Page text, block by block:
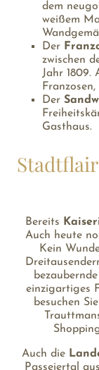
dem
weißem
Der
zwischen
Jahr 1809.
Der
Gasthaus.
Bereits
Auch heute
Kein
einzigartiges
besuchen
Auch die
Passeiertal